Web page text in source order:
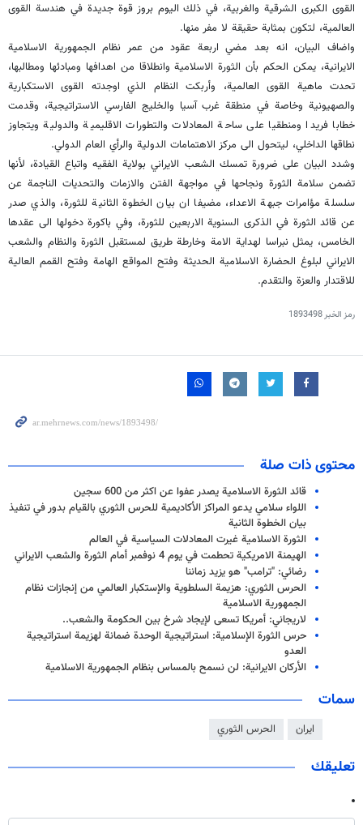
القوى الكبرى الشرقية والغربية، في ذلك اليوم بروز قوة جديدة في هندسة القوى
العالمية، لتكون بمثابة حقيقة لا مفر منها.
واضاف البيان، انه بعد مضي اربعة عقود من عمر نظام الجمهورية الاسلامية
الايرانية، يمكن الحكم بأن الثورة الاسلامية وانطلاقا من اهدافها ومبادئها ومطالبها،
تحدت ماهية القوى العالمية، وأربكت النظام الذي اوجدته القوى الاستكبارية
والصهيونية وخاصة في منطقة غرب آسيا والخليج الفارسي الاستراتيجية، وقدمت
خطابا فريدا ومنطقيا على ساحة المعادلات والتطورات الاقليمية والدولية ويتجاوز
نطاقها الداخلي، ليتحول الى مركز الاهتمامات الدولية والرأي العام الدولي.
وشدد البيان على ضرورة تمسك الشعب الايراني بولاية الفقيه واتباع القيادة، لأنها
تضمن سلامة الثورة ونجاحها في مواجهة الفتن والازمات والتحديات الناجمة عن
سلسلة مؤامرات جبهة الاعداء، مضيفا ان بيان الخطوة الثانية للثورة، والذي صدر
عن قائد الثورة في الذكرى السنوية الاربعين للثورة، وفي باكورة دخولها الى عقدها
الخامس، يمثل نبراسا لهداية الامة وخارطة طريق لمستقبل الثورة والنظام والشعب
الايراني لبلوغ الحضارة الاسلامية الحديثة وفتح المواقع الهامة وفتح القمم العالية
للاقتدار والعزة والتقدم.
رمز الخبر1893498
محتوى ذات صلة
قائد الثورة الاسلامية يصدر عفوا عن اكثر من 600 سجين
اللواء سلامي يدعو المراكز الأكاديمية للحرس الثوري بالقيام بدور في تنفيذ
بيان الخطوة الثانية
الثورة الاسلامية غيرت المعادلات السياسية في العالم
الهيمنة الامريكية تحطمت في يوم 4 نوفمبر أمام الثورة والشعب الايراني
رضائي: "ترامب" هو يزيد زماننا
الحرس الثوري: هزيمة السلطوية والإستكبار العالمي من إنجازات نظام
الجمهورية الاسلامية
لاريجاني: أمريكا تسعى لإيجاد شرخ بين الحكومة والشعب..
حرس الثورة الإسلامية: استراتيجية الوحدة ضمانة لهزيمة استراتيجية
العدو
الأركان الايرانية: لن نسمح بالمساس بنظام الجمهورية الاسلامية
سمات
ايران الحرس الثوري
تعليقك